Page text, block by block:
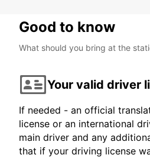
Good to know
What should you bring at the
Your valid driver
If needed - an official
license or an international
main driver and any
that if your driving license